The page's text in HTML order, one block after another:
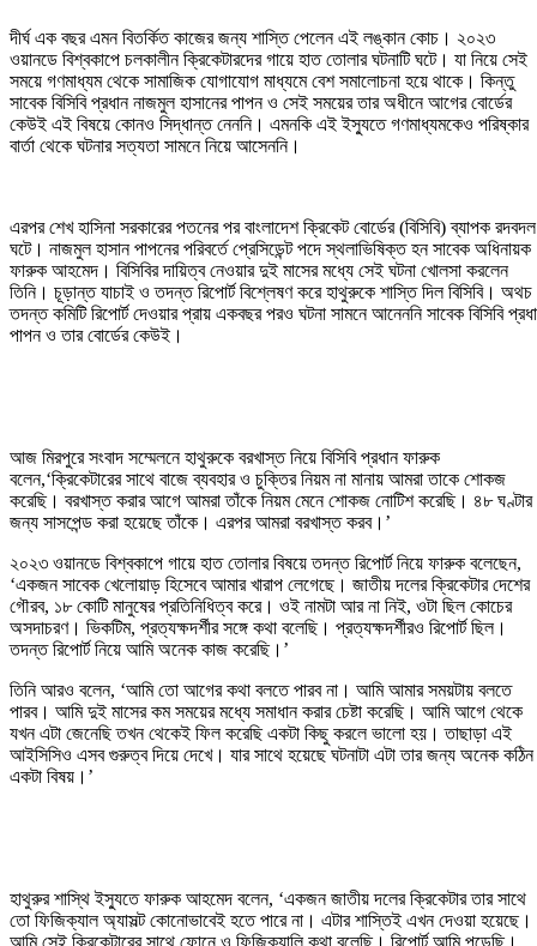
দীর্ঘ এক বছর এমন বিতর্কিত কাজের জন্য শাস্তি পেলেন এই লঙ্কান কোচ। ২০২৩
ওয়ানডে বিশ্বকাপে চলকালীন ক্রিকেটারদের গায়ে হাত তোলার ঘটনাটি ঘটে। যা নিয়ে সেই
সময়ে গণমাধ্যম থেকে সামাজিক যোগাযোগ মাধ্যমে বেশ সমালোচনা হয়ে থাকে। কিন্তু
সাবেক বিসিবি প্রধান নাজমুল হাসানের পাপন ও সেই সময়ের তার অধীনে আগের বোর্ডের
কেউই এই বিষয়ে কোনও সিদ্ধান্ত নেননি। এমনকি এই ইস্যুতে গণমাধ্যমকেও পরিষ্কার
বার্তা থেকে ঘটনার সত্যতা সামনে নিয়ে আসেননি।
এরপর শেখ হাসিনা সরকারের পতনের পর বাংলাদেশ ক্রিকেট বোর্ডের (বিসিবি) ব্যাপক রদবদল
ঘটে। নাজমুল হাসান পাপনের পরিবর্তে প্রেসিডেন্ট পদে স্থলাভিষিক্ত হন সাবেক অধিনায়ক
ফারুক আহমেদ। বিসিবির দায়িত্ব নেওয়ার দুই মাসের মধ্যে সেই ঘটনা খোলসা করলেন
তিনি। চূড়ান্ত যাচাই ও তদন্ত রিপোর্ট বিশ্লেষণ করে হাথুরুকে শাস্তি দিল বিসিবি। অথচ
তদন্ত কমিটি রিপোর্ট দেওয়ার প্রায় একবছর পরও ঘটনা সামনে আনেননি সাবেক বিসিবি
পাপন ও তার বোর্ডের কেউই।
আজ মিরপুরে সংবাদ সম্মেলনে হাথুরুকে বরখাস্ত নিয়ে বিসিবি প্রধান ফারুক
বলেন,‘ক্রিকেটারের সাথে বাজে ব্যবহার ও চুক্তির নিয়ম না মানায় আমরা তাকে শোকজ
করেছি। বরখাস্ত করার আগে আমরা তাঁকে নিয়ম মেনে শোকজ নোটিশ করেছি। ৪৮ ঘণ্টার
জন্য সাসপেন্ড করা হয়েছে তাঁকে। এরপর আমরা বরখাস্ত করব।’
২০২৩ ওয়ানডে বিশ্বকাপে গায়ে হাত তোলার বিষয়ে তদন্ত রিপোর্ট নিয়ে ফারুক বলেছেন,
‘একজন সাবেক খেলোয়াড় হিসেবে আমার খারাপ লেগেছে। জাতীয় দলের ক্রিকেটার দেশের
গৌরব, ১৮ কোটি মানুষের প্রতিনিধিত্ব করে। ওই নামটা আর না নিই, ওটা ছিল কোচের
অসদাচরণ। ভিকটিম, প্রত্যক্ষদর্শীর সঙ্গে কথা বলেছি। প্রত্যক্ষদর্শীরও রিপোর্ট ছিল।
তদন্ত রিপোর্ট নিয়ে আমি অনেক কাজ করেছি।’
তিনি আরও বলেন, ‘আমি তো আগের কথা বলতে পারব না। আমি আমার সময়টায় বলতে
পারব। আমি দুই মাসের কম সময়ের মধ্যে সমাধান করার চেষ্টা করেছি। আমি আগে থেকে
যখন এটা জেনেছি তখন থেকেই ফিল করেছি একটা কিছু করলে ভালো হয়। তাছাড়া এই
আইসিসিও এসব গুরুত্ব দিয়ে দেখে। যার সাথে হয়েছে ঘটনাটা এটা তার জন্য অনেক কঠিন
একটা বিষয়।’
হাথুরুর শাস্থি ইস্যুতে ফারুক আহমেদ বলেন, ‘একজন জাতীয় দলের ক্রিকেটার তার সাথে
তো ফিজিক্যাল অ্যাসল্ট কোনোভাবেই হতে পারে না। এটার শাস্তিই এখন দেওয়া হয়েছে।